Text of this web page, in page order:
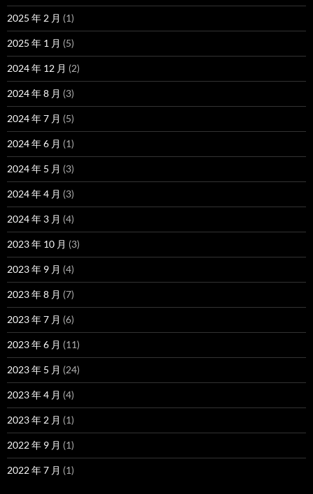
2025 年 2 月 (1)
2025 年 1 月 (5)
2024 年 12 月 (2)
2024 年 8 月 (3)
2024 年 7 月 (5)
2024 年 6 月 (1)
2024 年 5 月 (3)
2024 年 4 月 (3)
2024 年 3 月 (4)
2023 年 10 月 (3)
2023 年 9 月 (4)
2023 年 8 月 (7)
2023 年 7 月 (6)
2023 年 6 月 (11)
2023 年 5 月 (24)
2023 年 4 月 (4)
2023 年 2 月 (1)
2022 年 9 月 (1)
2022 年 7 月 (1)